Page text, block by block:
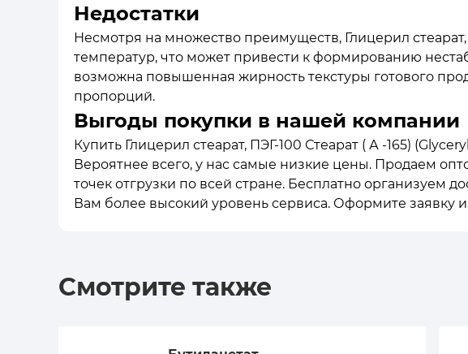
Недостатки
Несмотря на множество преимуществ, Глицерил
температур, что может привести к формированию
возможна повышенная жирность текстуры готового
пропорций.
Выгоды покупки в нашей компании
Купить Глицерил стеарат, ПЭГ-100 Стеарат ( А -165)
Вероятнее всего, у нас самые низкие цены. Продаем
точек отгрузки по всей стране. Бесплатно организуем
Вам более высокий уровень сервиса. Оформите заявку
Смотрите также